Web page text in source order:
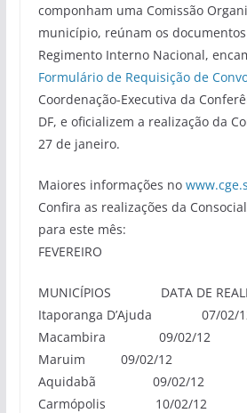
componham uma Comissão
município, reúnam os
Regimento Interno Nacional,
Formulário de Requisição de
Coordenação-Executiva da
DF, e oficializem a realização da
27 de janeiro.
Maiores informações no
Confira as realizações da
para este mês:
FEVEREIRO
MUNICÍPIOS DATA DE
Itaporanga D’Ajuda 07/02/
Macambira 09/02/12
Maruim 09/02/12
Aquidabã 09/02/12
Carmópolis 10/02/12